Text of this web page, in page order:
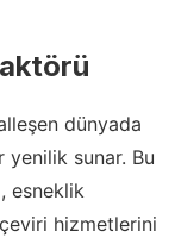
dünyada
sunar. Bu
esneklik
hizmetlerini